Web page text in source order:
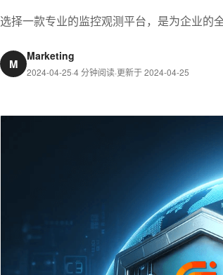
选择一款专业的监控观测平台，是为企业的
M
Marketing
2024-04-25·4 分钟阅读·更新于 2024-04-25